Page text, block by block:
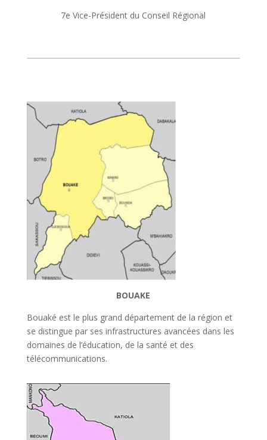
7e Vice-Président du Conseil Régional
BOUAKE
Bouaké est le plus grand département de la région et
se distingue par ses infrastructures avancées dans les
domaines de l’éducation, de la santé et des
télécommunications.